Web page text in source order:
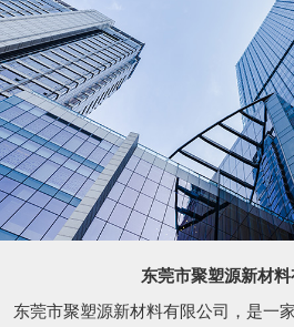
东莞市聚塑源新材料
东莞市聚塑源新材料有限公司，是一